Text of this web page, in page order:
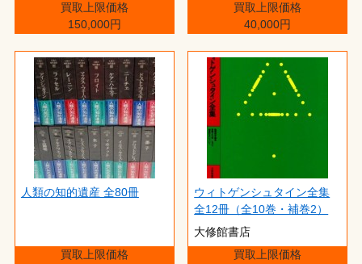
買取上限価格
150,000円
買取上限価格
40,000円
人類の知的遺産 全80冊
買取上限価格
ウィトゲンシュタイン全集
全12冊（全10巻・補巻2）
大修館書店
買取上限価格